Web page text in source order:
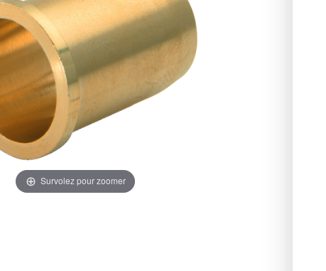
Survolez pour zoomer